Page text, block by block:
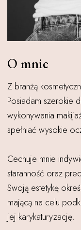
O mnie
Z branżą
Posiadam szerokie
wykonywania
spełniać wysokie
Cechuje mnie
staranność oraz
Swoją estetykę
mającą na celu
jej karykaturyzację.